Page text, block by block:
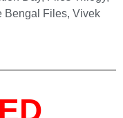
Bengal Files, Vivek